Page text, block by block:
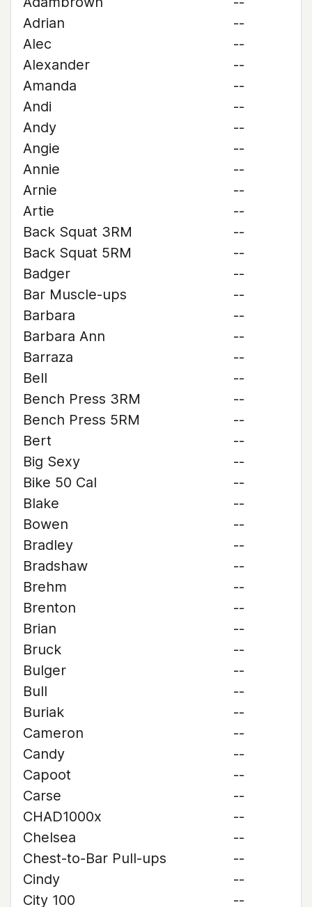
Adrian
--
Alec
--
Alexander
--
Amanda
--
Andi
--
Andy
--
Angie
--
Annie
--
Arnie
--
Artie
--
Back Squat 3RM
--
Back Squat 5RM
--
Badger
--
Bar Muscle-ups
--
Barbara
--
Barbara Ann
--
Barraza
--
Bell
--
Bench Press 3RM
--
Bench Press 5RM
--
Bert
--
Big Sexy
--
Bike 50 Cal
--
Blake
--
Bowen
--
Bradley
--
Bradshaw
--
Brehm
--
Brenton
--
Brian
--
Bruck
--
Bulger
--
Bull
--
Buriak
--
Cameron
--
Candy
--
Capoot
--
Carse
--
CHAD1000x
--
Chelsea
--
Chest-to-Bar Pull-ups
--
Cindy
--
City 100
--